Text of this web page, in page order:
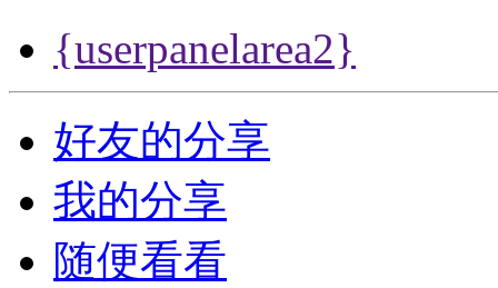
{userpanelarea2}
好友的分享
我的分享
随便看看